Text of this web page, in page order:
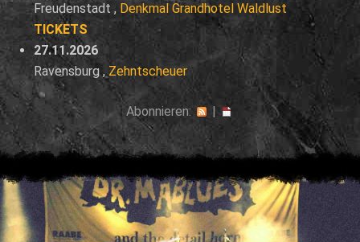
Freudenstadt , Denkmal Grandhotel Waldlust
TICKETS
27.11.2026
Ravensburg , Zehntscheuer
Abonnieren: |